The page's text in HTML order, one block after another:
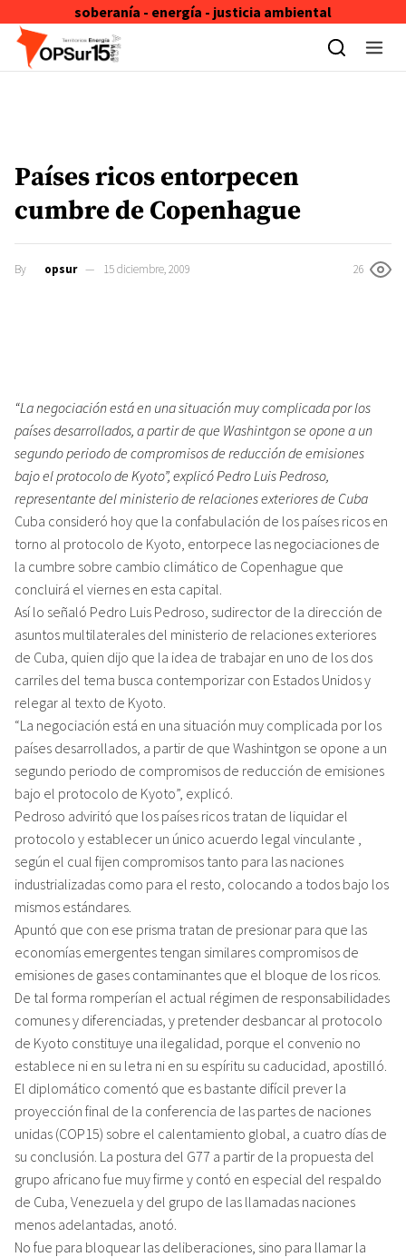
soberanía - energía - justicia ambiental
Skip to content
Países ricos entorpecen
cumbre de Copenhague
By opsur 15 diciembre, 2009 26
“La negociación está en una situación muy complicada por los
países desarrollados, a partir de que Washintgon se opone a un
segundo periodo de compromisos de reducción de emisiones
bajo el protocolo de Kyoto”, explicó Pedro Luis Pedroso,
representante del ministerio de relaciones exteriores de Cuba
Cuba consideró hoy que la confabulación de los países ricos en
torno al protocolo de Kyoto, entorpece las negociaciones de
la cumbre sobre cambio climático de Copenhague que
concluirá el viernes en esta capital.
Así lo señaló Pedro Luis Pedroso, sudirector de la dirección de
asuntos multilaterales del ministerio de relaciones exteriores
de Cuba, quien dijo que la idea de trabajar en uno de los dos
carriles del tema busca contemporizar con Estados Unidos y
relegar al texto de Kyoto.
“La negociación está en una situación muy complicada por los
países desarrollados, a partir de que Washintgon se opone a un
segundo periodo de compromisos de reducción de emisiones
bajo el protocolo de Kyoto”, explicó.
Pedroso adviritó que los países ricos tratan de liquidar el
protocolo y establecer un único acuerdo legal vinculante ,
según el cual fijen compromisos tanto para las naciones
industrializadas como para el resto, colocando a todos bajo los
mismos estándares.
Apuntó que con ese prisma tratan de presionar para que las
economías emergentes tengan similares compromisos de
emisiones de gases contaminantes que el bloque de los ricos.
De tal forma romperían el actual régimen de responsabilidades
comunes y diferenciadas, y pretender desbancar al protocolo
de Kyoto constituye una ilegalidad, porque el convenio no
establece ni en su letra ni en su espíritu su caducidad, apostilló.
El diplomático comentó que es bastante difícil prever la
proyección final de la conferencia de las partes de naciones
unidas (COP15) sobre el calentamiento global, a cuatro días de
su conclusión. La postura del G77 a partir de la propuesta del
grupo africano fue muy firme y contó en especial del respaldo
de Cuba, Venezuela y del grupo de las llamadas naciones
menos adelantadas, anotó.
No fue para bloquear las deliberaciones, sino para llamar la